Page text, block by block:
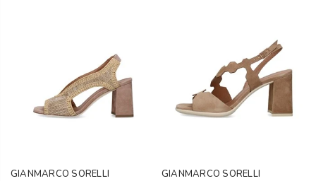
GIANMARCO SORELLI GIANMARCO SORELLI